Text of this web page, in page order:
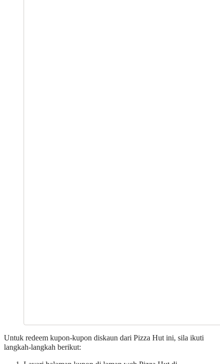
Untuk redeem kupon-kupon diskaun dari Pizza Hut ini, sila ikuti
langkah-langkah berikut: